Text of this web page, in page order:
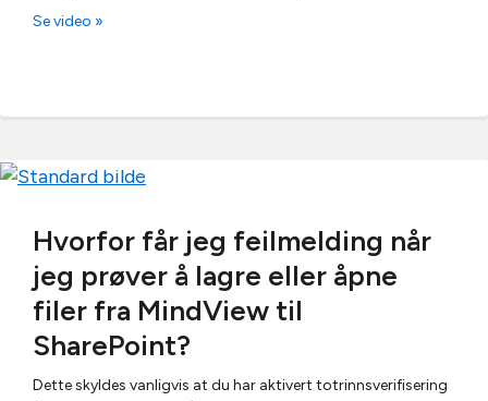
Se video »
Hvorfor får jeg feilmelding når
jeg prøver å lagre eller åpne
filer fra MindView til
SharePoint?
Dette skyldes vanligvis at du har aktivert totrinnsverifisering